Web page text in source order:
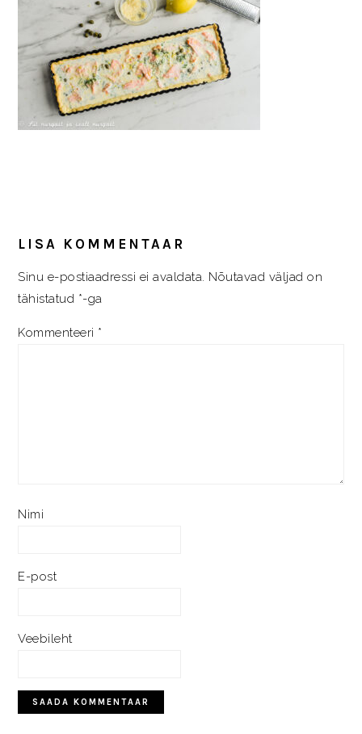
INTERACTIONS
LISA KOMMENTAAR
Sinu e-postiaadressi ei avaldata. Nõutavad väljad on
tähistatud *-ga
Kommenteeri *
Nimi
E-post
Veebileht